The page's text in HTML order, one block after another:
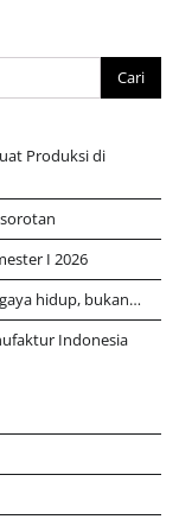
Produksi di
I 2026
hidup, bukan…
Indonesia